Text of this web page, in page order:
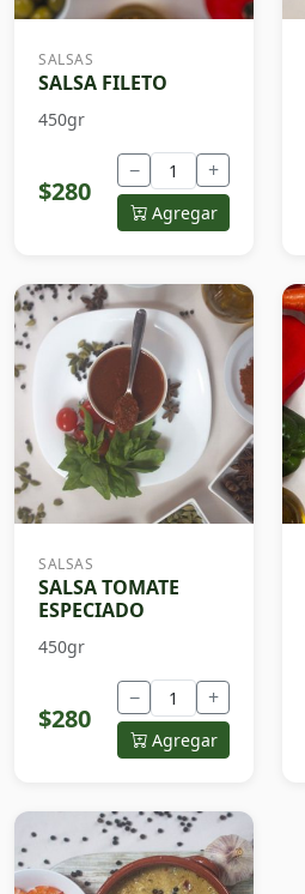
SALSAS
SALSA FILETO
450gr
$280
− +
Agregar
SALSAS
SALSA TOMATE
ESPECIADO
450gr
$280
− +
Agregar